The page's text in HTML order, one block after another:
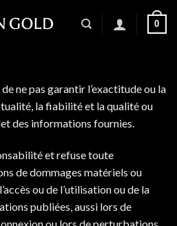
0
ne pas garantir l’exactitude ou la
la fiabilité et la qualité ou
des informations fournies.
et refuse toute
de dommages matériels ou
ou de l’utilisation ou de la
publiées, aussi lors de
ou lors de perturbations